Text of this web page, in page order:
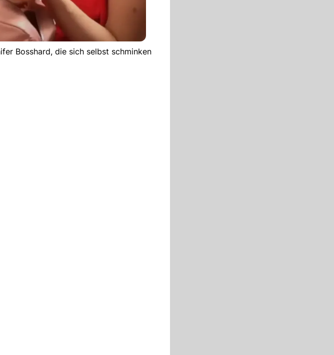
Bosshard, die sich selbst schminken